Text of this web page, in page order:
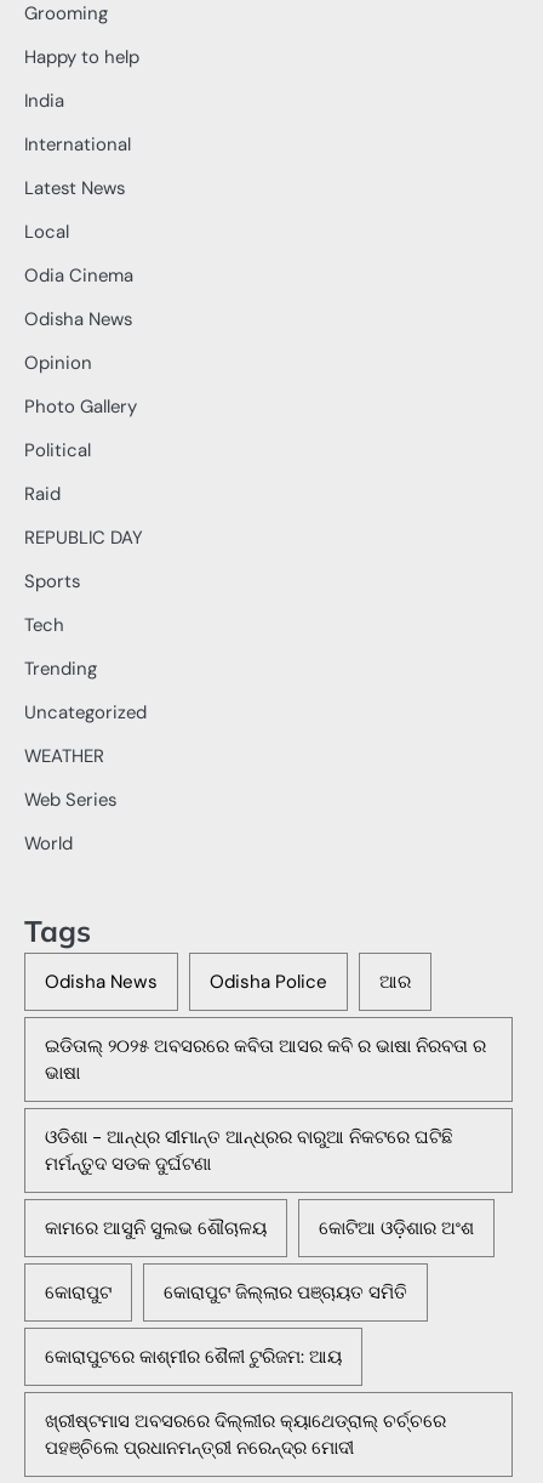
Grooming
Happy to help
India
International
Latest News
Local
Odia Cinema
Odisha News
Opinion
Photo Gallery
Political
Raid
REPUBLIC DAY
Sports
Tech
Trending
Uncategorized
WEATHER
Web Series
World
Tags
Odisha News Odisha Police ଆର
ଇଡିତାଲ୍ ୨୦୨୫ ଅବସରରେ କବିତା ଆସର କବି ର ଭାଷା ନିରବତା ର
ଭାଷା
ଓଡିଶା - ଆନ୍ଧ୍ର ସୀମାନ୍ତ ଆନ୍ଧ୍ରର ବାରୁଆ ନିକଟରେ ଘଟିଛି
ମର୍ମନ୍ତୁଦ ସଡକ ଦୁର୍ଘଟଣା
କାମରେ ଆସୁନି ସୁଲଭ ଶୌଚାଳୟ କୋଟିଆ ଓଡ଼ିଶାର ଅଂଶ
କୋରାପୁଟ କୋରାପୁଟ ଜିଲ୍ଲାର ପଞ୍ଚାୟତ ସମିତି
କୋରାପୁଟରେ କାଶ୍ମୀର ଶୈଳୀ ଟୁରିଜମ: ଆୟ
ଖ୍ରୀଷ୍ଟମାସ ଅବସରରେ ଦିଲ୍ଲୀର କ୍ୟାଥେଡ୍ରାଲ୍ ଚର୍ଚ୍ଚରେ
ପହଞ୍ଚିଲେ ପ୍ରଧାନମନ୍ତ୍ରୀ ନରେନ୍ଦ୍ର ମୋଦୀ